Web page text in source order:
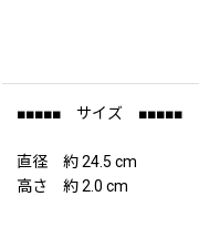
■■■■■ サイズ ■■■■■
直径 約 24.5 cm
高さ 約 2.0 cm